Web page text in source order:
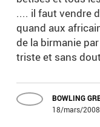
.... il faut vendre
quand aux
de la birmanie
triste et sans
BOWLING
18/mars/